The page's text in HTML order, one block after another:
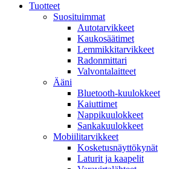
Tuotteet
Suosituimmat
Autotarvikkeet
Kaukosäätimet
Lemmikkitarvikkeet
Radonmittari
Valvontalaitteet
Ääni
Bluetooth-kuulokkeet
Kaiuttimet
Nappikuulokkeet
Sankakuulokkeet
Mobiilitarvikkeet
Kosketusnäyttökynät
Laturit ja kaapelit